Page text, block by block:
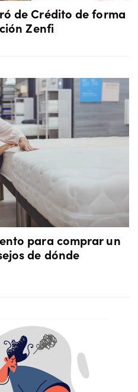
de Crédito de forma
Zenfi
para comprar un
de dónde